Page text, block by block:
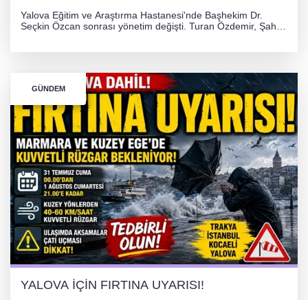
Yalova Eğitim ve Araştırma Hastanesi'nde Başhekim Dr.
Seçkin Özcan sonrası yönetim değişti. Turan Özdemir, Şahin
GÜNDEM
YALOVA İÇİN FIRTINA UYARISI!